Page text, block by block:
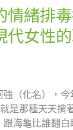
情緒排
代女性
強（化名），
是那種天天揹
跟海龜比誰翻